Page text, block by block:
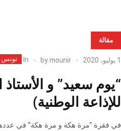
مقالة
1 يوليو، 2020 bymounir
In تونس
“يوم سعيد” و
للإذاعة الوطنية)